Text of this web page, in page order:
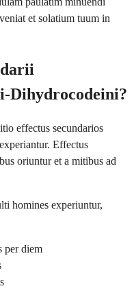
et solatium tuum in
Dihydrocodeini?
effectus secundarios
Effectus
oriuntur et a mitibus ad
homines experiuntur,
per diem